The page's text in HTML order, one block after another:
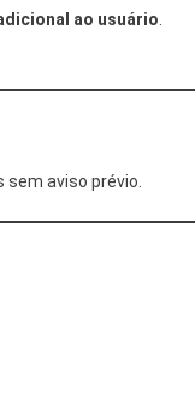
ao usuário
aviso prévio.